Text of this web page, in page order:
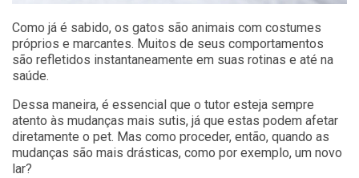
Como já é sabido, os gatos são animais com costumes
próprios e marcantes. Muitos de seus comportamentos
são refletidos instantaneamente em suas rotinas e até na
saúde.
Dessa maneira, é essencial que o tutor esteja sempre
atento às mudanças mais sutis, já que estas podem afetar
diretamente o pet. Mas como proceder, então, quando as
mudanças são mais drásticas, como por exemplo, um novo
lar?